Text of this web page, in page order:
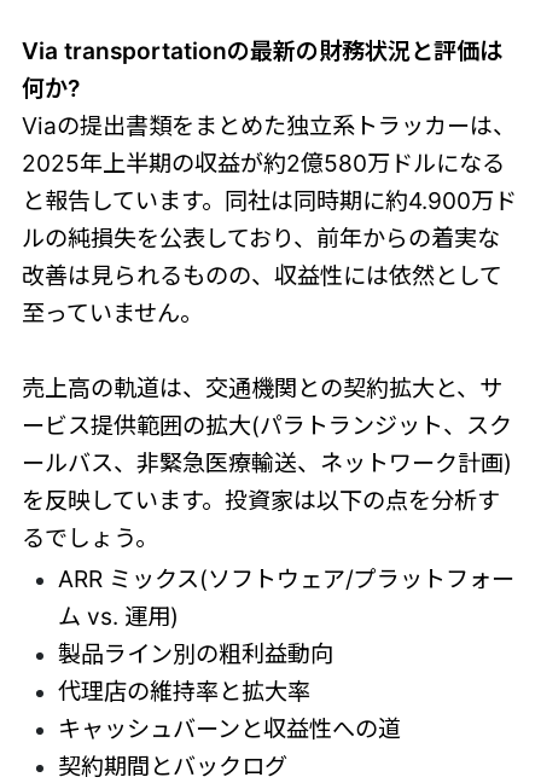
Via transportationの最新の財務状況と評価は
何か?
Viaの提出書類をまとめた独立系トラッカーは、
2025年上半期の収益が約2億580万ドルになる
と報告しています。同社は同時期に約4.900万ド
ルの純損失を公表しており、前年からの着実な
改善は見られるものの、収益性には依然として
至っていません。
売上高の軌道は、交通機関との契約拡大と、サ
ービス提供範囲の拡大(パラトランジット、スク
ールバス、非緊急医療輸送、ネットワーク計画)
を反映しています。投資家は以下の点を分析す
るでしょう。
ARR ミックス(ソフトウェア/プラットフォー
ム vs. 運用)
製品ライン別の粗利益動向
代理店の維持率と拡大率
キャッシュバーンと収益性への道
契約期間とバックログ